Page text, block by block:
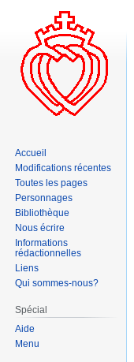
Accueil
Modifications récentes
Toutes les pages
Personnages
Bibliothèque
Nous écrire
Informations
rédactionnelles
Liens
Qui sommes-nous?
Spécial
Aide
Menu